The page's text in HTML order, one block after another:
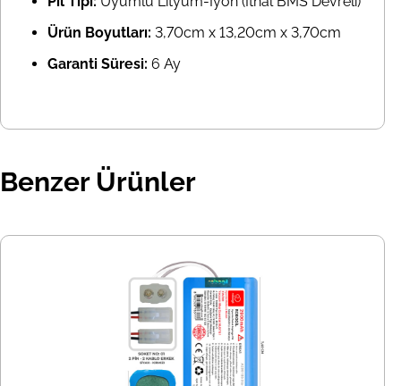
Ürün Boyutları: 3,70cm x 13,20cm x 3,70cm
Garanti Süresi: 6 Ay
Benzer Ürünler